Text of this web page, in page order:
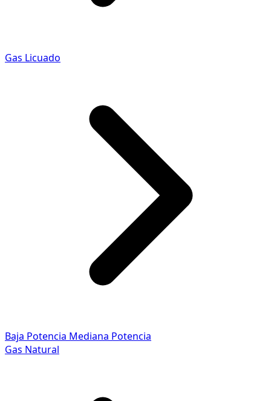
Gas Licuado
Baja Potencia Mediana Potencia
Gas Natural